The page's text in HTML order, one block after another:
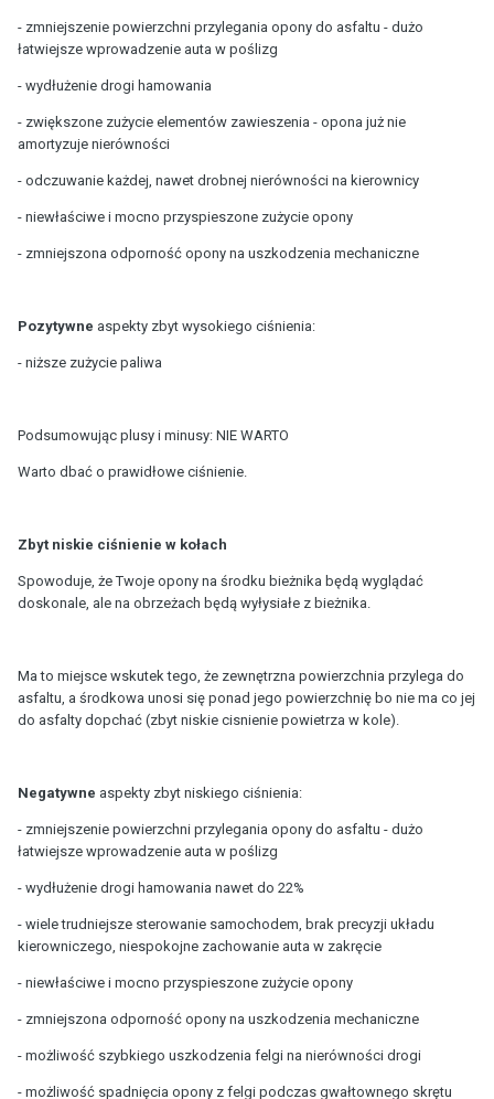
- zmniejszenie powierzchni przylegania opony do asfaltu - dużo
łatwiejsze wprowadzenie auta w poślizg
- wydłużenie drogi hamowania
- zwiększone zużycie elementów zawieszenia - opona już nie
amortyzuje nierówności
- odczuwanie każdej, nawet drobnej nierówności na kierownicy
- niewłaściwe i mocno przyspieszone zużycie opony
- zmniejszona odporność opony na uszkodzenia mechaniczne
Pozytywne aspekty zbyt wysokiego ciśnienia:
- niższe zużycie paliwa
Podsumowując plusy i minusy: NIE WARTO
Warto dbać o prawidłowe ciśnienie.
Zbyt niskie ciśnienie w kołach
Spowoduje, że Twoje opony na środku bieżnika będą wyglądać
doskonale, ale na obrzeżach będą wyłysiałe z bieżnika.
Ma to miejsce wskutek tego, że zewnętrzna powierzchnia przylega do
asfaltu, a środkowa unosi się ponad jego powierzchnię bo nie ma co jej
do asfalty dopchać (zbyt niskie cisnienie powietrza w kole).
Negatywne aspekty zbyt niskiego ciśnienia:
- zmniejszenie powierzchni przylegania opony do asfaltu - dużo
łatwiejsze wprowadzenie auta w poślizg
- wydłużenie drogi hamowania nawet do 22%
- wiele trudniejsze sterowanie samochodem, brak precyzji układu
kierowniczego, niespokojne zachowanie auta w zakręcie
- niewłaściwe i mocno przyspieszone zużycie opony
- zmniejszona odporność opony na uszkodzenia mechaniczne
- możliwość szybkiego uszkodzenia felgi na nierówności drogi
- możliwość spadnięcia opony z felgi podczas gwałtownego skrętu